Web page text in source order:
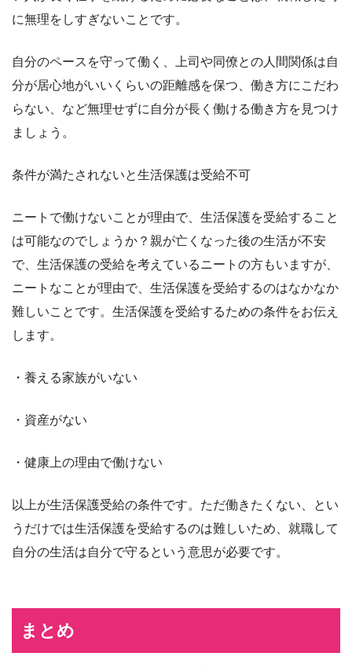
に無理をしすぎないことです。
自分のペースを守って働く、上司や同僚との人間関係は自
分が居心地がいいくらいの距離感を保つ、働き方にこだわ
らない、など無理せずに自分が長く働ける働き方を見つけ
ましょう。
条件が満たされないと生活保護は受給不可
ニートで働けないことが理由で、生活保護を受給すること
は可能なのでしょうか？親が亡くなった後の生活が不安
で、生活保護の受給を考えているニートの方もいますが、
ニートなことが理由で、生活保護を受給するのはなかなか
難しいことです。生活保護を受給するための条件をお伝え
します。
・養える家族がいない
・資産がない
・健康上の理由で働けない
以上が生活保護受給の条件です。ただ働きたくない、とい
うだけでは生活保護を受給するのは難しいため、就職して
自分の生活は自分で守るという意思が必要です。
まとめ